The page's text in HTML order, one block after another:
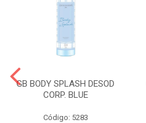
GB BODY SPLASH DESOD
CORP. BLUE
Código: 5283